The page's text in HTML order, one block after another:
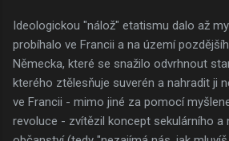
Ideologickou "nálož" etatismu dalo až
probíhalo ve Francii a na území
Německa, které se snažilo odvrhnout
kterého ztělesňuje suverén a nahradit ji
ve Francii - mimo jiné za pomocí
revoluce - zvítězil koncept sekulárního a